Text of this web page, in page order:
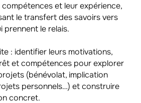
compétences et leur expérience,
le transfert des savoirs vers
prennent le relais.
: identifier leurs motivations,
et compétences pour explorer
(bénévolat, implication
personnels…) et construire
concret.